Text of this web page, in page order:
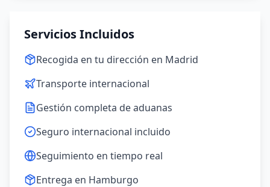
Servicios Incluidos
Recogida en tu dirección en Madrid
Transporte internacional
Gestión completa de aduanas
Seguro internacional incluido
Seguimiento en tiempo real
Entrega en Hamburgo